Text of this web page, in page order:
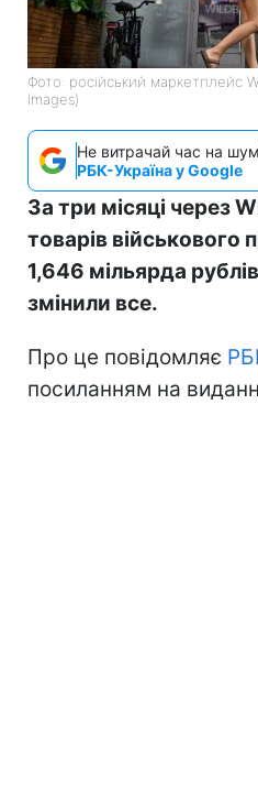
Фото: російський маркетплейс
Images)
Не витрачай час на
РБК-Україна у Google
За три місяці через
товарів військового
1,646 мільярда
змінили все.
Про це повідомляє
посиланням на